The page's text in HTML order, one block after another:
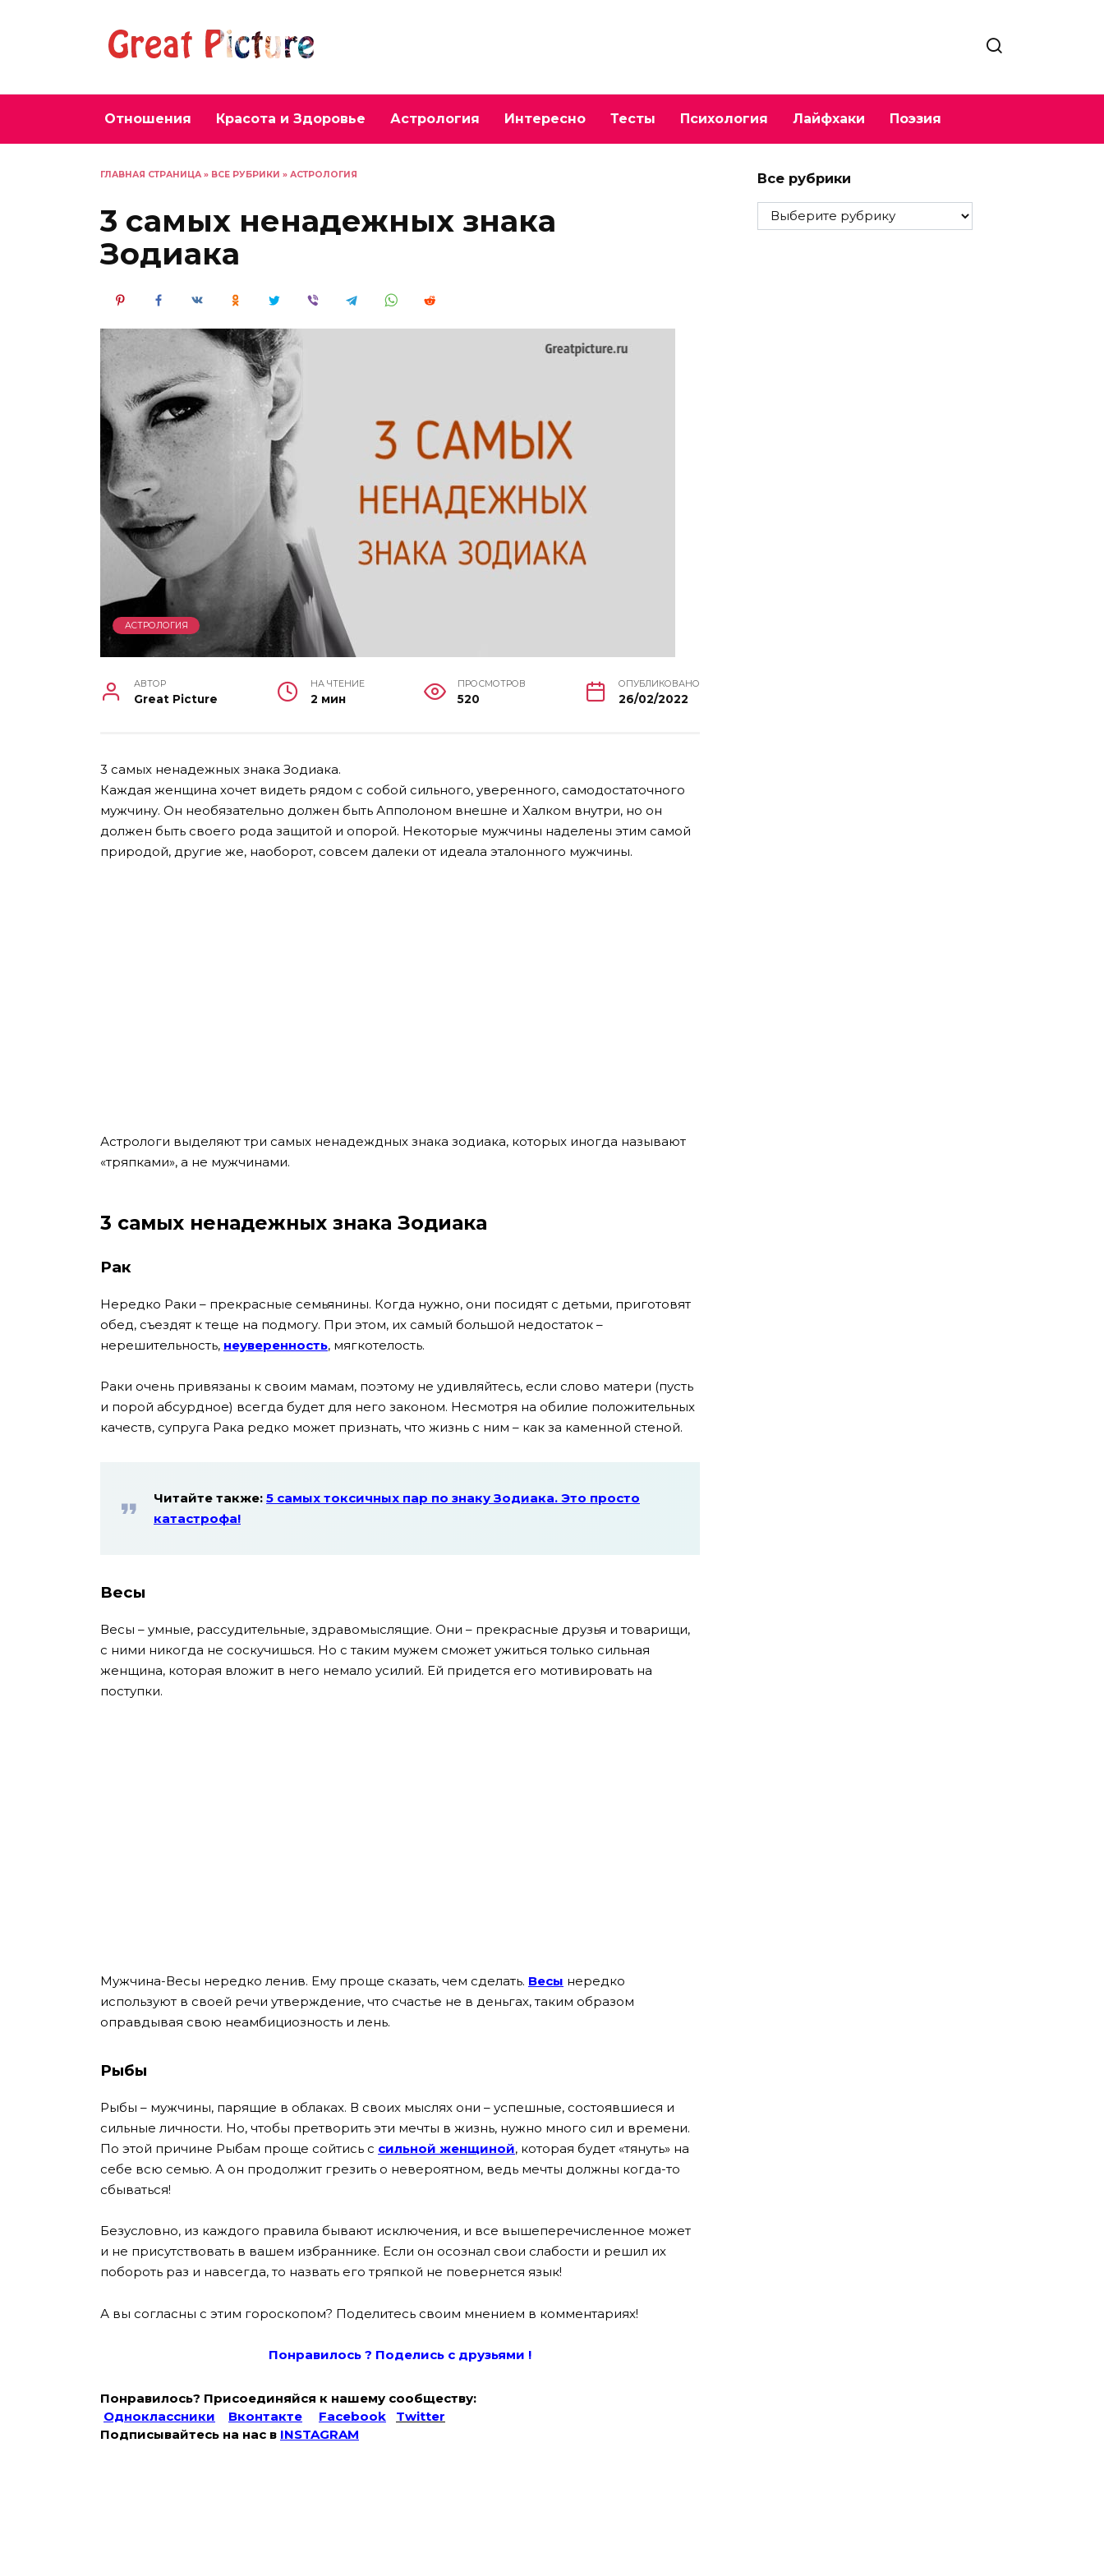
Отношения Красота и Здоровье Астрология Интересно Тесты Психология Лайфхаки Поэзия
ГЛАВНАЯ СТРАНИЦА » ВСЕ РУБРИКИ » АСТРОЛОГИЯ
3 самых ненадежных знака
Зодиака
АСТРОЛОГИЯ
АВТОР
Great Picture
НА ЧТЕНИЕ
2 мин
ПРОСМОТРОВ
520
ОПУБЛИКОВАНО
26/02/2022
3 самых ненадежных знака Зодиака.
Каждая женщина хочет видеть рядом с собой сильного, уверенного, самодостаточного
мужчину. Он необязательно должен быть Апполоном внешне и Халком внутри, но он
должен быть своего рода защитой и опорой. Некоторые мужчины наделены этим самой
природой, другие же, наоборот, совсем далеки от идеала эталонного мужчины.
Астрологи выделяют три самых ненадеждных знака зодиака, которых иногда называют
«тряпками», а не мужчинами.
3 самых ненадежных знака Зодиака
Рак
Нередко Раки – прекрасные семьянины. Когда нужно, они посидят с детьми, приготовят
обед, съездят к теще на подмогу. При этом, их самый большой недостаток –
нерешительность, неуверенность, мягкотелость.
Раки очень привязаны к своим мамам, поэтому не удивляйтесь, если слово матери (пусть
и порой абсурдное) всегда будет для него законом. Несмотря на обилие положительных
качеств, супруга Рака редко может признать, что жизнь с ним – как за каменной стеной.
Читайте также: 5 самых токсичных пар по знаку Зодиака. Это просто
катастрофа!
Весы
Весы – умные, рассудительные, здравомыслящие. Они – прекрасные друзья и товарищи,
с ними никогда не соскучишься. Но с таким мужем сможет ужиться только сильная
женщина, которая вложит в него немало усилий. Ей придется его мотивировать на
поступки.
Мужчина-Весы нередко ленив. Ему проще сказать, чем сделать. Весы нередко
используют в своей речи утверждение, что счастье не в деньгах, таким образом
оправдывая свою неамбициозность и лень.
Рыбы
Рыбы – мужчины, парящие в облаках. В своих мыслях они – успешные, состоявшиеся и
сильные личности. Но, чтобы претворить эти мечты в жизнь, нужно много сил и времени.
По этой причине Рыбам проще сойтись с сильной женщиной, которая будет «тянуть» на
себе всю семью. А он продолжит грезить о невероятном, ведь мечты должны когда-то
сбываться!
Безусловно, из каждого правила бывают исключения, и все вышеперечисленное может
и не присутствовать в вашем избраннике. Если он осознал свои слабости и решил их
побороть раз и навсегда, то назвать его тряпкой не повернется язык!
А вы согласны с этим гороскопом? Поделитесь своим мнением в комментариях!
Понравилось ? Поделись с друзьями !
Понравилось? Присоединяйся к нашему сообществу:
Одноклассники
Вконтакте Facebook
Twitter
Подписывайтесь на наc в INSTAGRAM
Все рубрики
Все
рубрики